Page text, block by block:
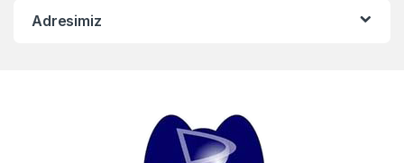
Adresimiz